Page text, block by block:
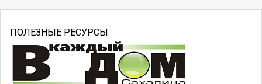
ПОЛЕЗНЫЕ РЕСУРСЫ